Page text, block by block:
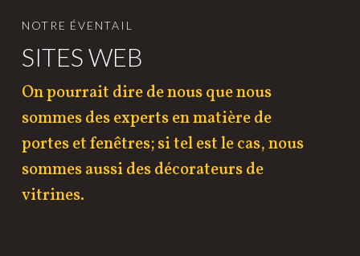
NOTRE ÉVENTAIL
SITES WEB
On pourrait dire de nous que nous
sommes des experts en matière de
portes et fenêtres; si tel est le cas, nous
sommes aussi des décorateurs de
vitrines.